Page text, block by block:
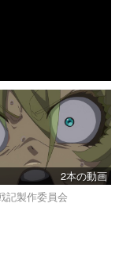
2本の動画
記製作委員会